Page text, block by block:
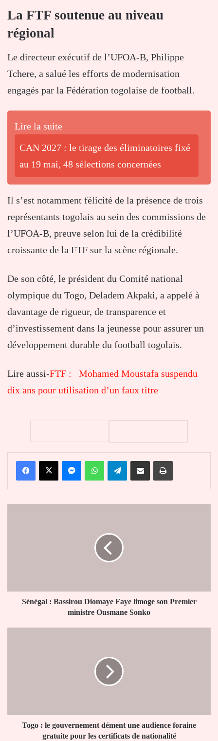
La FTF soutenue au niveau
régional
Le directeur exécutif de l’UFOA-B, Philippe
Tchere, a salué les efforts de modernisation
engagés par la Fédération togolaise de football.
Lire la suite
CAN 2027 : le tirage des éliminatoires fixé
au 19 mai, 48 sélections concernées
Il s’est notamment félicité de la présence de trois
représentants togolais au sein des commissions de
l’UFOA-B, preuve selon lui de la crédibilité
croissante de la FTF sur la scène régionale.
De son côté, le président du Comité national
olympique du Togo, Deladem Akpaki, a appelé à
davantage de rigueur, de transparence et
d’investissement dans la jeunesse pour assurer un
développement durable du football togolais.
Lire aussi-FTF : Mohamed Moustafa suspendu
dix ans pour utilisation d’un faux titre
FacebookX MessengerWhatsAppTelegramPartager par email Imprimer
ministre
OusmaneSénégal : Bassirou Diomaye Faye limoge son Premier
ministre Ousmane Sonko
gratuite
Togo : le gouvernement dément une audience foraine
gratuite pour les certificats de nationalité